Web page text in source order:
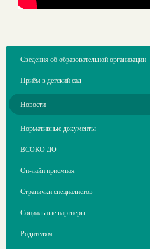
Сведения об образовательной организации
Приём в детский сад
Новости
Нормативные документы
ВСОКО ДО
Он-лайн приемная
Странички специалистов
Социальные партнеры
Родителям